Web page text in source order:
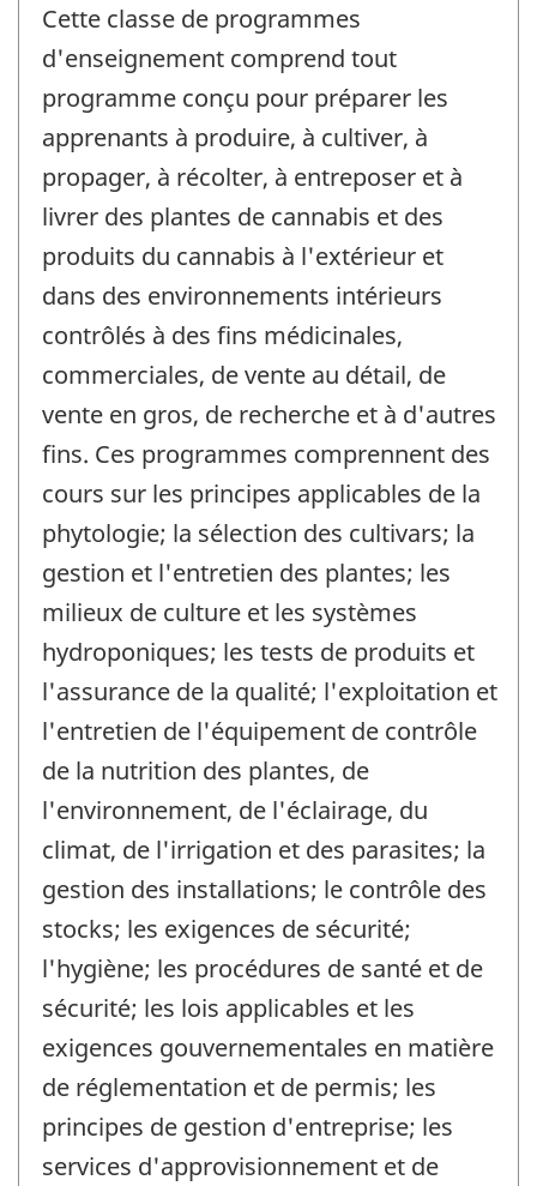
Cette classe de programmes
d'enseignement comprend tout
programme conçu pour préparer les
apprenants à produire, à cultiver, à
propager, à récolter, à entreposer et à
livrer des plantes de cannabis et des
produits du cannabis à l'extérieur et
dans des environnements intérieurs
contrôlés à des fins médicinales,
commerciales, de vente au détail, de
vente en gros, de recherche et à d'autres
fins. Ces programmes comprennent des
cours sur les principes applicables de la
phytologie; la sélection des cultivars; la
gestion et l'entretien des plantes; les
milieux de culture et les systèmes
hydroponiques; les tests de produits et
l'assurance de la qualité; l'exploitation et
l'entretien de l'équipement de contrôle
de la nutrition des plantes, de
l'environnement, de l'éclairage, du
climat, de l'irrigation et des parasites; la
gestion des installations; le contrôle des
stocks; les exigences de sécurité;
l'hygiène; les procédures de santé et de
sécurité; les lois applicables et les
exigences gouvernementales en matière
de réglementation et de permis; les
principes de gestion d'entreprise; les
services d'approvisionnement et de